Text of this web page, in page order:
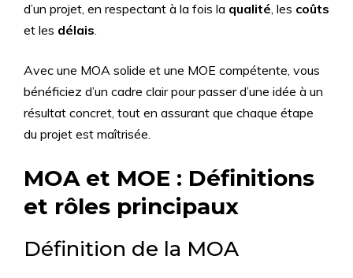
d’un projet, en respectant à la fois la qualité, les coûts
et les délais.
Avec une MOA solide et une MOE compétente, vous
bénéficiez d’un cadre clair pour passer d’une idée à un
résultat concret, tout en assurant que chaque étape
du projet est maîtrisée.
MOA et MOE : Définitions
et rôles principaux
Définition de la MOA